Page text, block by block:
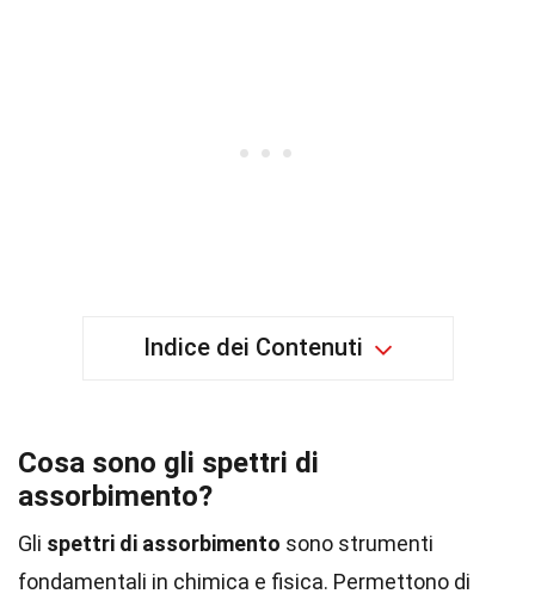
Indice dei Contenuti
Cosa sono gli spettri di
assorbimento?
Gli spettri di assorbimento sono strumenti
fondamentali in chimica e fisica. Permettono di